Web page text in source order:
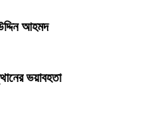
আহমদ
ভয়াবহতা